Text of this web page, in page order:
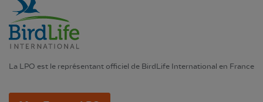
La LPO est le représentant officiel de BirdLife International en France